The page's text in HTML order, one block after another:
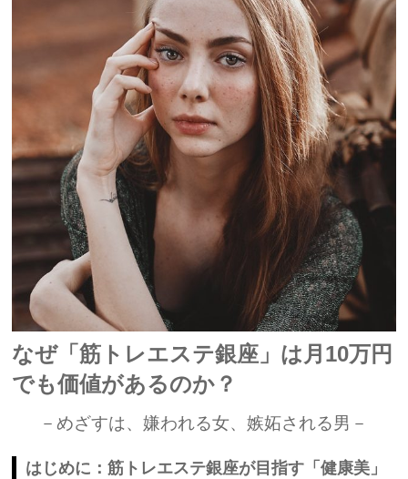
なぜ「筋トレエステ銀座」は月10万円
でも価値があるのか？
－めざすは、嫌われる女、嫉妬される男－
はじめに：筋トレエステ銀座が目指す「健康美」